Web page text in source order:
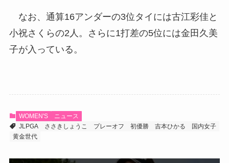
なお、通算16アンダーの3位タイには古江彩佳と
小祝さくらの2人。さらに1打差の5位には金田久美
子が入っている。
WOMEN'S
ニュース
JLPGA
ささきしょうこ プレーオフ 初優勝 吉本ひかる
国内女子
黄金世代